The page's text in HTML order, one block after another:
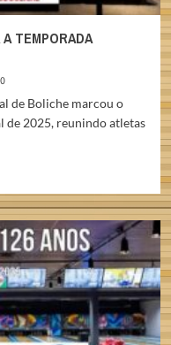
TEMPORADA
0
de Boliche marcou o
de 2025, reunindo atletas